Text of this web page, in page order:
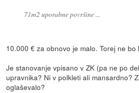
71m2 uporabne površine ...
10.000 € za obnovo je malo. Torej ne bo
Je stanovanje vpisano v ZK (pa ne po
upravnika? Ni v polkleti ali mansardno?
oglaševalo?